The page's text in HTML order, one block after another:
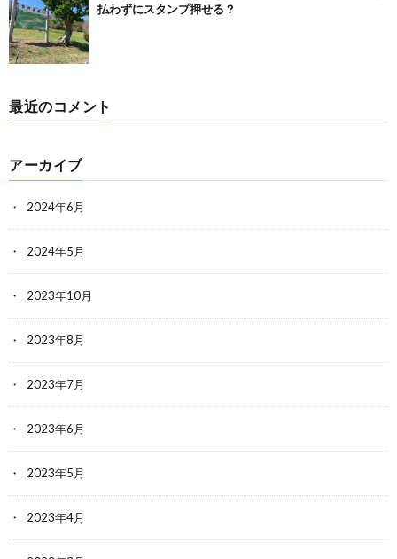
払わずにスタンプ押せる？
最近のコメント
アーカイブ
2024年6月
2024年5月
2023年10月
2023年8月
2023年7月
2023年6月
2023年5月
2023年4月